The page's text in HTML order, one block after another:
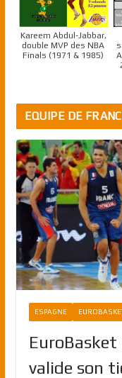
Kareem Abdul-Jabbar,
double MVP des NBA
Finals (1971 & 1985)
EQUIPE DE
ESPAGNE
EuroBasket
valide son